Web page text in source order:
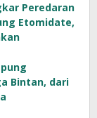
Peredaran
Etomidate,
Bintan, dari